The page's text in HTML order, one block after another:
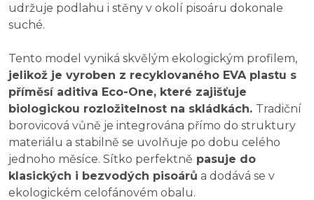
udržuje podlahu i stěny v okolí pisoáru dokonale
suché.
Tento model vyniká skvělým ekologickým profilem,
jelikož je vyroben z recyklovaného EVA plastu s
příměsí aditiva Eco-One, které zajišťuje
biologickou rozložitelnost na skládkách. Tradiční
borovicová vůně je integrována přímo do struktury
materiálu a stabilně se uvolňuje po dobu celého
jednoho měsíce. Sítko perfektně pasuje do
klasických i bezvodých pisoárů a dodává se v
ekologickém celofánovém obalu.